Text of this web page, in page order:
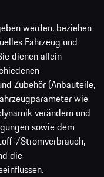
werden, beziehen
Fahrzeug und
dienen allein
Zubehör (Anbauteile,
wie
verändern und
sowie dem
Stromverbrauch,
die